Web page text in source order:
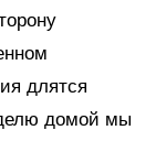
длятся
домой мы